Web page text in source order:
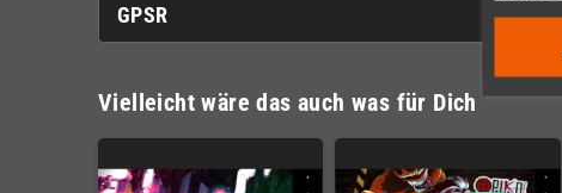
GPSR
Vielleicht wäre das auch was für Dich